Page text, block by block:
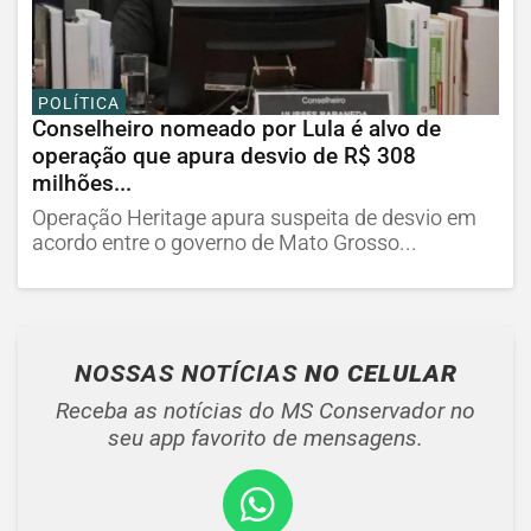
POLÍTICA
Conselheiro nomeado por Lula é alvo de
operação que apura desvio de R$ 308
milhões...
Operação Heritage apura suspeita de desvio em
acordo entre o governo de Mato Grosso...
NOSSAS NOTÍCIAS NO CELULAR
Receba as notícias do MS Conservador no
seu app favorito de mensagens.